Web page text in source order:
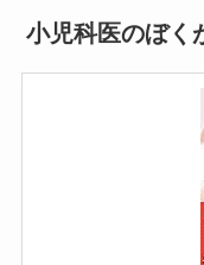
小児科医のぼく